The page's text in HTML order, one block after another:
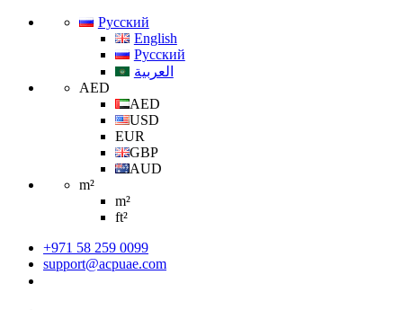
Русский
English
Русский
العربية
AED
AED
USD
EUR
GBP
AUD
m²
m²
ft²
+971 58 259 0099
support@acpuae.com